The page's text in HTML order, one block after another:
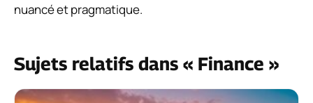
nuancé et pragmatique.
Sujets relatifs dans « Finance »